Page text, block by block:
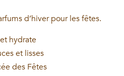
d’hiver pour les fêtes.
hydrate
et lisses
des Fêtes